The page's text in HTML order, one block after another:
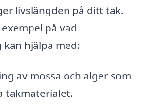
livslängden på ditt tak.
på vad
hjälpa med:
av mossa och alger som
takmaterialet.